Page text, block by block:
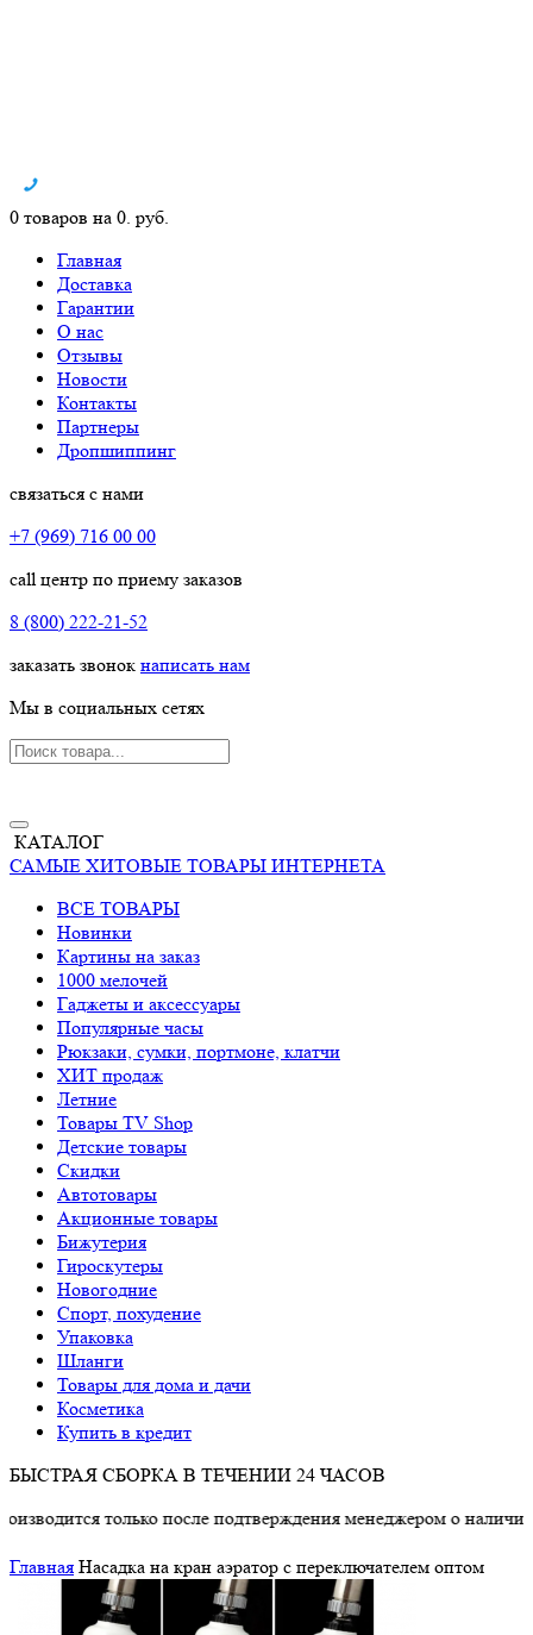
0 товаров на 0. руб.
Главная
Доставка
Гарантии
О нас
Отзывы
Новости
Контакты
Партнеры
Дропшиппинг
связаться с нами
+7 (969) 716 00 00
call центр по приему заказов
8 (800) 222-21-52
заказать звонок написать нам
Мы в социальных сетях
КАТАЛОГ
САМЫЕ ХИТОВЫЕ ТОВАРЫ ИНТЕРНЕТА
ВСЕ ТОВАРЫ
Новинки
Картины на заказ
1000 мелочей
Гаджеты и аксессуары
Популярные часы
Рюкзаки, сумки, портмоне, клатчи
ХИТ продаж
Летние
Товары TV Shop
Детские товары
Cкидки
Автотовары
Акционные товары
Бижутерия
Гироскутеры
Новогодние
Спорт, похудение
Упаковка
Шланги
Товары для дома и дачи
Косметика
Купить в кредит
БЫСТРАЯ СБОРКА В ТЕЧЕНИИ 24 ЧАСОВ
только после подтверждения менеджером о наличии
Главная Насадка на кран аэратор с переключателем оптом